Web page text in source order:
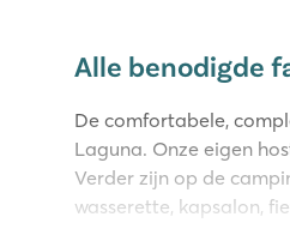
Alle benodigde
De comfortabele,
Laguna. Onze eigen
Verder zijn op de
wasserette, kapsalon,